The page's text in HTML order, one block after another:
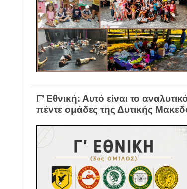
Γ’ Εθνική: Αυτό είναι το
πέντε ομάδες της Δυτικής